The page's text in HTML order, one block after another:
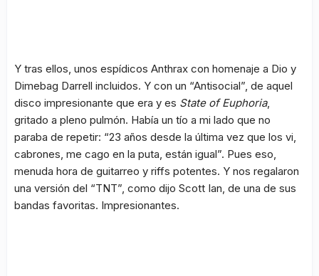
Y tras ellos, unos espídicos Anthrax con homenaje a Dio y
Dimebag Darrell incluidos. Y con un “Antisocial”, de aquel
disco impresionante que era y es State of Euphoria,
gritado a pleno pulmón. Había un tío a mi lado que no
paraba de repetir: “23 años desde la última vez que los vi,
cabrones, me cago en la puta, están igual”. Pues eso,
menuda hora de guitarreo y riffs potentes. Y nos regalaron
una versión del “TNT”, como dijo Scott Ian, de una de sus
bandas favoritas. Impresionantes.